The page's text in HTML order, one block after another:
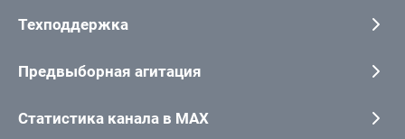
Техподдержка
Предвыборная агитация
Статистика канала в MAX